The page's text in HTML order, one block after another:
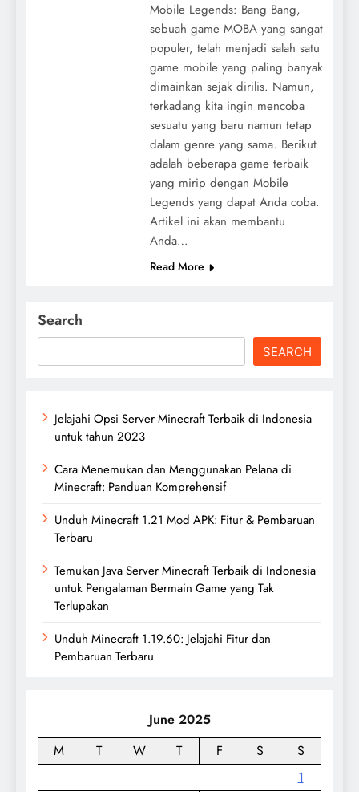
Mobile Legends: Bang Bang,
sebuah game MOBA yang sangat
populer, telah menjadi salah satu
game mobile yang paling banyak
dimainkan sejak dirilis. Namun,
terkadang kita ingin mencoba
sesuatu yang baru namun tetap
dalam genre yang sama. Berikut
adalah beberapa game terbaik
yang mirip dengan Mobile
Legends yang dapat Anda coba.
Artikel ini akan membantu
Anda…
Read More
Search
SEARCH
Jelajahi Opsi Server Minecraft Terbaik di Indonesia
untuk tahun 2023
Cara Menemukan dan Menggunakan Pelana di
Minecraft: Panduan Komprehensif
Unduh Minecraft 1.21 Mod APK: Fitur & Pembaruan
Terbaru
Temukan Java Server Minecraft Terbaik di Indonesia
untuk Pengalaman Bermain Game yang Tak
Terlupakan
Unduh Minecraft 1.19.60: Jelajahi Fitur dan
Pembaruan Terbaru
June 2025
M
T W T F S
S
1